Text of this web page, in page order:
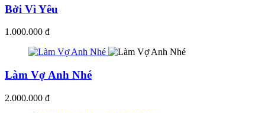
Bởi Vì Yêu
1.000.000 đ
Làm Vợ Anh Nhé
2.000.000 đ